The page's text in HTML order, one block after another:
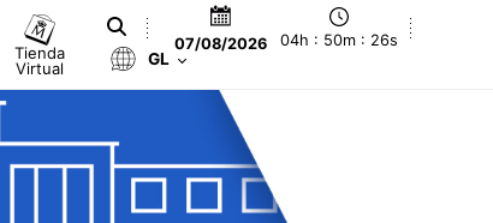
Tienda
Virtual
07/08/2026 04h : 50m : 27s
GL